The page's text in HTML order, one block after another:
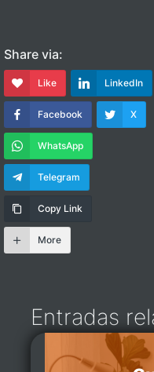
Share via:
Like LinkedIn
Facebook X
WhatsApp
Telegram
Copy Link
More
Entradas